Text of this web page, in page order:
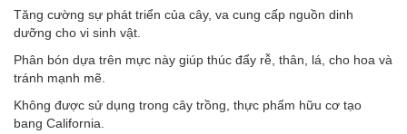
Tăng cường sự phát triển của cây, va cung cấp nguồn dinh
dưỡng cho vi sinh vật.
Phân bón dựa trên mực này giúp thúc đẩy rễ, thân, lá, cho hoa và
tránh mạnh mẽ.
Không được sử dụng trong cây trồng, thực phẩm hữu cơ tạo
bang California.